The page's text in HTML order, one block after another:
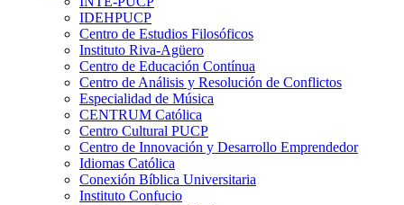
IDEHPUCP
Centro de Estudios Filosóficos
Instituto Riva-Agüero
Centro de Educación Contínua
Centro de Análisis y Resolución de Conflictos
Especialidad de Música
CENTRUM Católica
Centro Cultural PUCP
Centro de Innovación y Desarrollo Emprendedor
Idiomas Católica
Conexión Bíblica Universitaria
Instituto Confucio